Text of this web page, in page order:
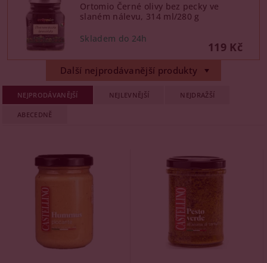
Ortomio Černé olivy bez pecky ve
slaném nálevu, 314 ml/280 g
119 Kč
Další nejprodávanější produkty
NEJPRODÁVANĚJŠÍ NEJLEVNĚJŠÍ NEJDRAŽŠÍ
ABECEDNĚ